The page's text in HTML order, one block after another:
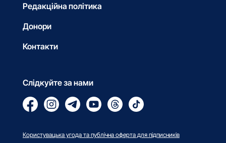
Редакційна політика
Донори
Контакти
Слідкуйте за нами
Користувацька угода та публічна оферта для підписників